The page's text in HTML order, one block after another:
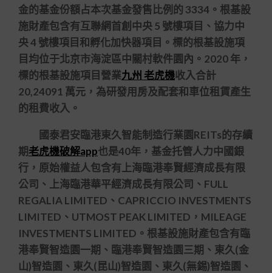
金的基金份額占本次基金發售比例的 3334。根基設
施財產包含有互聯網首創中央 5 號樓項目、協力中
央 4 號樓項目和孵化加快器項目。標的根基設施項
目均位于北京市海淀區中關村軟件園內。2020 年，
標的根基設施項目營業九州 老虎機收入合計
20,24091 萬元，為研發用房及配套和車位租賃產生
的租費收入。
國泰君安臨港東久智能制造行業園REITs的存續
期老虎機破解app也是40年，基金托管人力中國銀
行，原始權益人包含有上海臨港奉賢經濟成長有限
公司、上海臨港華平經濟成長有限公司、FULL
REGALIA LIMITED、CAPRICCIO INVESTMENTS
LIMITED、UTMOST PEAK LIMITED，MILEAGE
INVESTMENTS LIMITED。根基設施財產包含有臨
港奉賢智造園一期、臨港奉賢智造園三期、東久(金
山)智造園、東久(昆山)智造園、東久(無錫)智造園、